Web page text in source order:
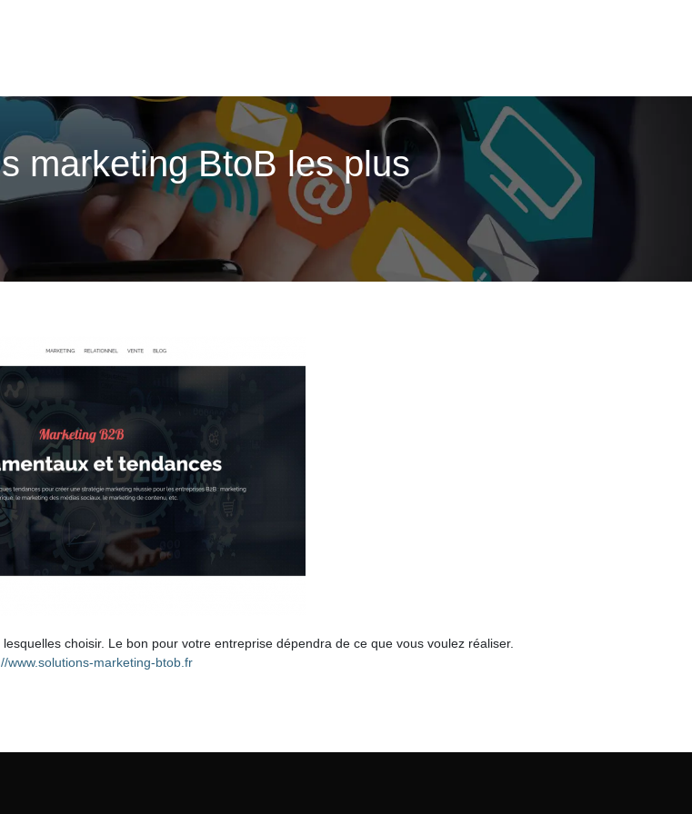
marketing BtoB les plus
choisir. Le bon pour votre entreprise dépendra de ce que vous voulez réaliser.
www.solutions-marketing-btob.fr